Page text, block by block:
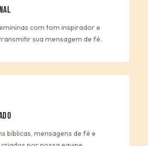
com tom inspirador e
sua mensagem de fé.
bíblicas, mensagens de fé e